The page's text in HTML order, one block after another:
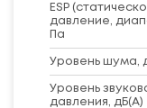
ESP
давление,
Па
Уровень шума,
Уровень
давления, дБ(А)